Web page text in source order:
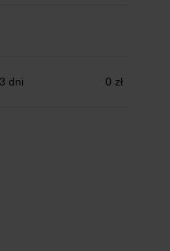
3 dni 0 zł